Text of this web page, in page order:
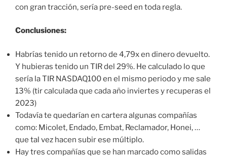
con gran tracción, sería pre-seed en toda regla.
Conclusiones:
Habrías tenido un retorno de 4,79x en dinero devuelto.
Y hubieras tenido un TIR del 29%. He calculado lo que
sería la TIR NASDAQ100 en el mismo periodo y me sale
13% (tir calculada que cada año inviertes y recuperas el
2023)
Todavía te quedarían en cartera algunas compañías
como: Micolet, Endado, Embat, Reclamador, Honei, …
que tal vez hacen subir ese múltiplo.
Hay tres compañías que se han marcado como salidas